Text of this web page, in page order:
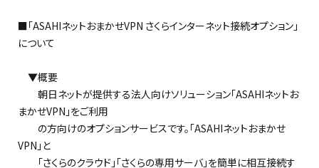
■「ASAHIネットおまかせVPN さくらインターネット接続オプション」
について
▼概要
朝日ネットが提供する法人向けソリューション「ASAHIネットお
まかせVPN」をご利用
の方向けのオプションサービスです。「ASAHIネットおまかせ
VPN」と
「さくらのクラウド」「さくらの専用サーバ」を簡単に相互接続す